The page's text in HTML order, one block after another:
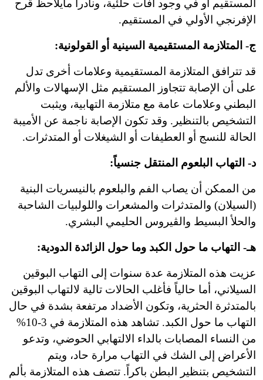
المستقيم أو في وجود آفات حلئية، ونادراً مايلاحظ قرح
الإفرنجي الأولي في المستقيم.
ج- المتلازمة المستقيمية السينية أو القولونية:
قد تترافق المتلازمة المستقيمية وعلامات أخرى تدل
على أن الإصابة تتجاوز المستقيم مثل الإسهالات والألم
البطني وعلامات عامة مع متلازمة التهابية، ويثبت
التشخيص بالتنظير. وقد تكون الإصابة ناجمة عن الأميبة
الحالة للنسج أو العطيفات أو الشيغلات أو المتدثرات.
د- التهاب البلعوم المنتقل جنسياً:
من الممكن أن يصاب الفم والبلعوم بالنيسريات البنية
(السيلان) والمتدثرات والمشعرات واللولبيات الشاحبة
والحلأ البسيط والڤيروس الحليمي البشري.
هـ- التهاب ما حول الكبد وما حول الزائدة الدودية:
عزيت هذه المتلازمة عدة سنوات إلى التهاب البوقين
السيلاني، أما حالياً فأغلب الحالات تالية لالتهاب البوقين
بالمتدثرة الحثرية، وتكون الأضداد مرتفعة بشدة في حال
التهاب ما حول الكبد. تشاهد هذه المتلازمة في 3-10%
من النساء المصابات بالداء الالتهابي الحوضي، وتدعو
الأعراض إلى الشك في التهاب مرارة حاد، ويتم
التشخيص بتنظير البطن باكراً. تتصف هذه المتلازمة بألم